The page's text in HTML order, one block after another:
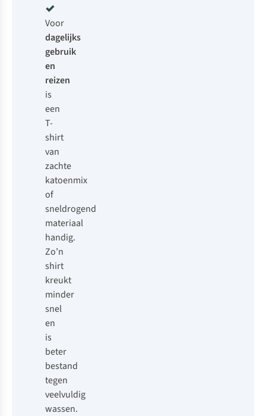
Voor
dagelijks
gebruik
en
reizen
is
een
T-
shirt
van
zachte
katoenmix
of
sneldrogend
materiaal
handig.
Zo’n
shirt
kreukt
minder
snel
en
is
beter
bestand
tegen
veelvuldig
wassen.